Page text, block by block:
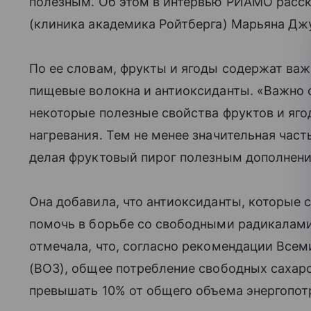
(клиника академика Ройтберга) Марьяна
По ее словам, фрукты и ягоды содержат
пищевые волокна и антиоксиданты. «Важно
некоторые полезные свойства фруктов и
нагревания. Тем не менее значительная
делая фруктовый пирог полезным
Она добавила, что антиоксиданты, которые
помочь в борьбе со свободными
отмечала, что, согласно рекомендации
(ВОЗ), общее потребление свободных
превышать 10% от общего объема